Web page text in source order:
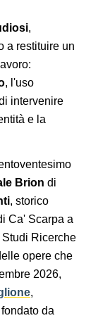
,
a restituire un
, l'uso
intervenire
e la
Brion di
, storico
Ca' Scarpa a
Ricerche
opere che
2026,
,
da